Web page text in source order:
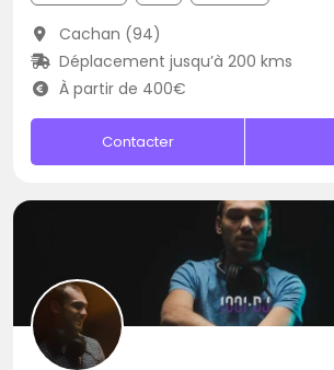
Cachan (94)
Déplacement jusqu’à 200 kms
À partir de 400€
Contacter